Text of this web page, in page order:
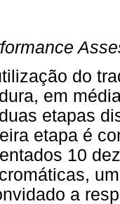
do
em
etapas
etapa é
10
a